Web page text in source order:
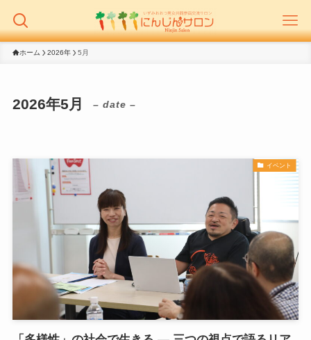
ホーム 2026年 5月
2026年5月 – date –
イベント